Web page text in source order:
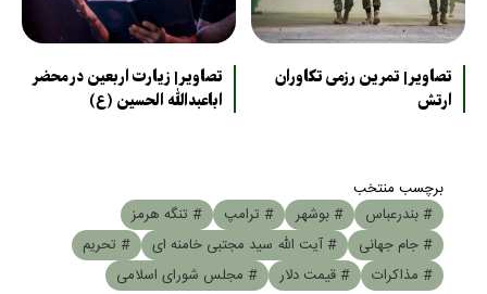
تصاویر| تمرین رزمی تکاوران
ارتش
تصاویر| زیارت اربعین در محضر
اباعبدالله الحسین (ع)
برچسب منتخب
# بندرعباس
# بوشهر # ترامپ
# تنگه هرمز
# جام جهانی
# آیت الله سید مجتبی خامنه ای
# تحریم
# مذاکرات
# قیمت دلار # مجلس شورای اسلامی